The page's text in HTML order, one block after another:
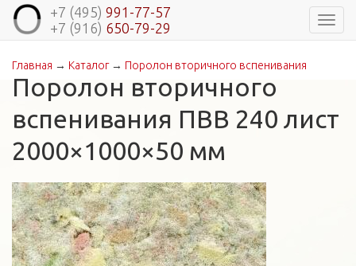
+7 (495) 991-77-57
+7 (916) 650-79-29
Вы здесь
Главная → Каталог→ Поролон вторичного вспенивания
Поролон вторичного
вспенивания ПВВ 240 лист
2000×1000×50 мм